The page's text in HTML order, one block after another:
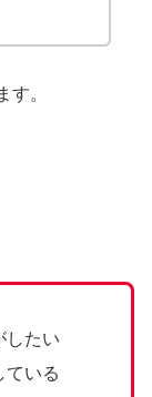
す。
したい
ている